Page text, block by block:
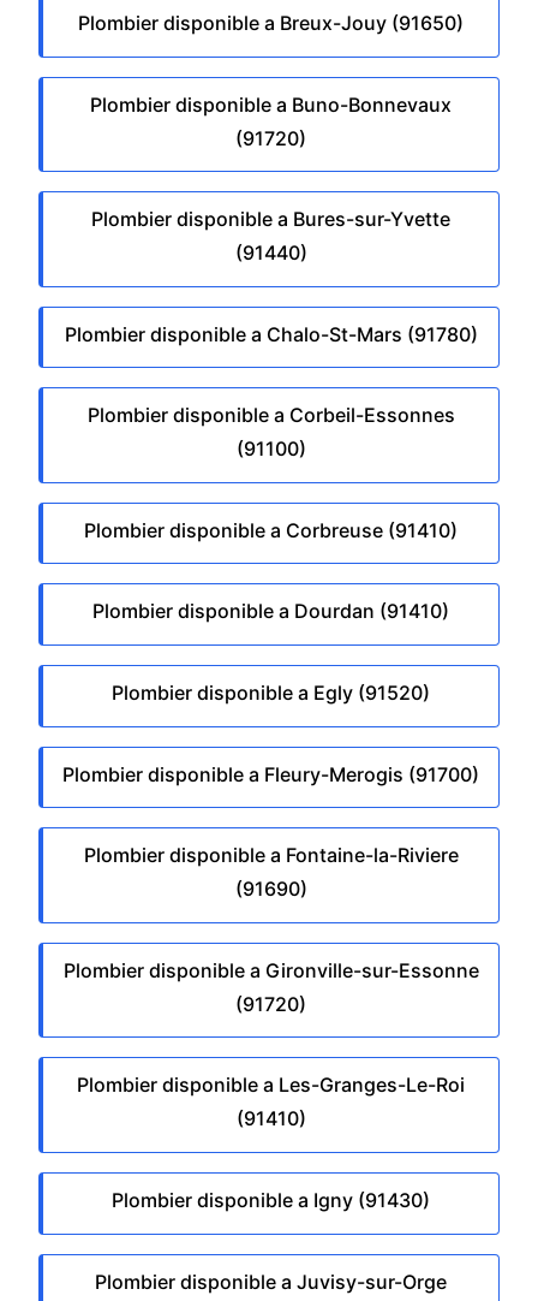
Plombier disponible a Breux-Jouy (91650)
Plombier disponible a Buno-Bonnevaux
(91720)
Plombier disponible a Bures-sur-Yvette
(91440)
Plombier disponible a Chalo-St-Mars (91780)
Plombier disponible a Corbeil-Essonnes
(91100)
Plombier disponible a Corbreuse (91410)
Plombier disponible a Dourdan (91410)
Plombier disponible a Egly (91520)
Plombier disponible a Fleury-Merogis (91700)
Plombier disponible a Fontaine-la-Riviere
(91690)
Plombier disponible a Gironville-sur-Essonne
(91720)
Plombier disponible a Les-Granges-Le-Roi
(91410)
Plombier disponible a Igny (91430)
Plombier disponible a Juvisy-sur-Orge